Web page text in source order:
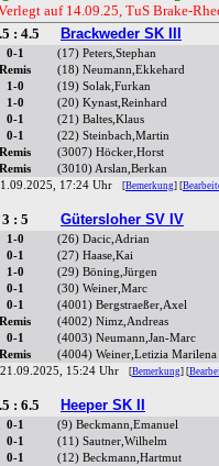
auf 14.09.25, TuS Brake-
: 4.5 Brackweder SK III
0-1 (17) Peters,Stephan
Remis (18) Neumann,Ekkehard
1-0 (19) Solak,Furkan
1-0 (20) Kynast,Reinhard
0-1 (21) Baltes,Klaus
0-1 (22) Steinbach,Martin
Remis (3007) Höcker,Horst
Remis (3010) Arslan,Berkan
17:24 Uhr [Bemerkung] [
3 : 5 Gütersloher SV IV
1-0 (26) Dacic,Adrian
0-1 (27) Haase,Kai
1-0 (29) Böning,Jürgen
0-1 (30) Weiner,Marc
0-1 (4001) Bergstraeßer,Axel
Remis (4002) Nimz,Andreas
0-1 (4003) Neumann,Jan-Marc
Remis (4004) Weiner,Letizia Marilena
15:24 Uhr [Bemerkung] [
: 6.5 Heeper SK II
0-1 (9) Beckmann,Emanuel
0-1 (11) Sautner,Wilhelm
0-1 (12) Beckmann,Hartmut